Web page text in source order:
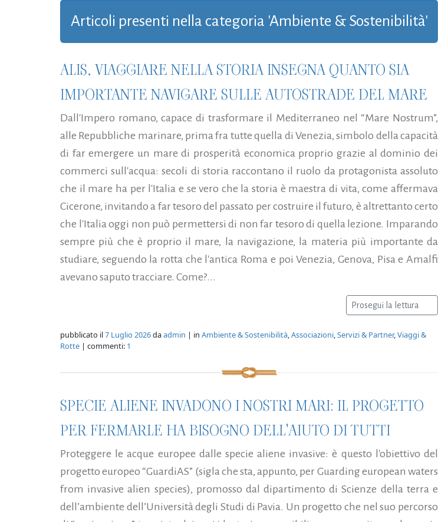
Articoli presenti nella categoria 'Ambiente & Sostenibilità'
ALIS, VIAGGIARE NELLA STORIA INSEGNA QUANTO SIA
IMPORTANTE NAVIGARE SULLE AUTOSTRADE DEL MARE
Dall'Impero romano, capace di trasformare il Mediterraneo nel “Mare Nostrum”,
alle Repubbliche marinare, prima fra tutte quella di Venezia, simbolo della capacità
di far emergere un mare di prosperità economica proprio grazie al dominio dei
commerci sull'acqua: secoli di storia raccontano il ruolo da protagonista assoluto
che il mare ha per l'Italia e se vero che la storia è maestra di vita, come affermava
Cicerone, invitando a far tesoro del passato per costruire il futuro, è altrettanto certo
che l'Italia oggi non può permettersi di non far tesoro di quella lezione. Imparando
sempre più che è proprio il mare, la navigazione, la materia più importante da
studiare, seguendo la rotta che l'antica Roma e poi Venezia, Genova, Pisa e Amalfi
avevano saputo tracciare. Come?...
Prosegui la lettura
pubblicato il7 Luglio 2026daadmin | in Ambiente & Sostenibilità,Associazioni,Servizi & Partner,Viaggi &
Rotte | commenti: 1
SPECIE ALIENE INVADONO I NOSTRI MARI: IL PROGETTO
PER FERMARLE HA BISOGNO DELL'AIUTO DI TUTTI
Proteggere le acque europee dalle specie aliene invasive: è questo l'obiettivo del
progetto europeo “GuardiAS” (sigla che sta, appunto, per Guarding european waters
from invasive alien species), promosso dal dipartimento di Scienze della terra e
dell’ambiente dell’Università degli Studi di Pavia. Un progetto che nel suo percorso